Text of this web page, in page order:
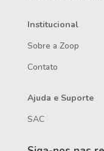
Institucional
Sobre a Zoop
Contato
Ajuda e Suporte
SAC